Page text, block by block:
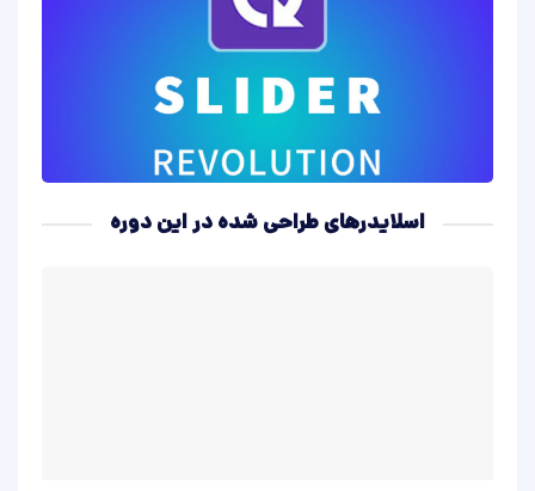
اسلایدرهای طراحی شده در این دوره